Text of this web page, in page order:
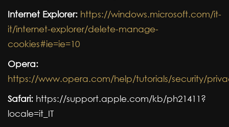
Internet Explorer: https://windows.microsoft.com/it-
it/internet-explorer/delete-manage-
cookies#ie=ie=10
Opera:
https://www.opera.com/help/tutorials/security/
Safari: https://support.apple.com/kb/ph21411?
locale=it_IT